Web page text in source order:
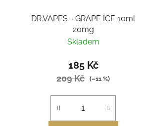
DR.VAPES - GRAPE ICE 10ml
20mg
Skladem
185 Kč
209 Kč (–11 %)